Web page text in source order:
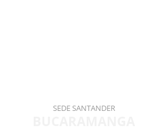
SEDE SANTANDER